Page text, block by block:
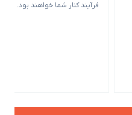
فرآیند کنار شما خواهند بود.